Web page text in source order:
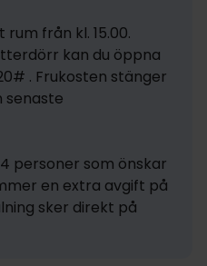
från kl. 15.00.
kan du öppna
. Frukosten stänger
senaste
personer som önskar
en extra avgift på
sker direkt på